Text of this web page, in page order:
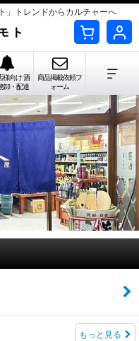
」トレンドからカルチャーへ
様向け 酒
卸・配達
商品掲載依頼フ
ォーム
もっと見る